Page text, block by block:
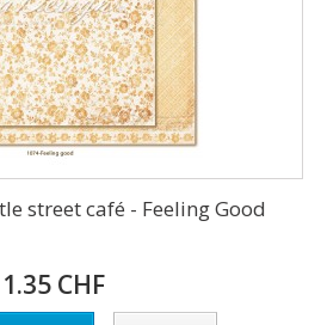
street café - Feeling Good
1.35 CHF